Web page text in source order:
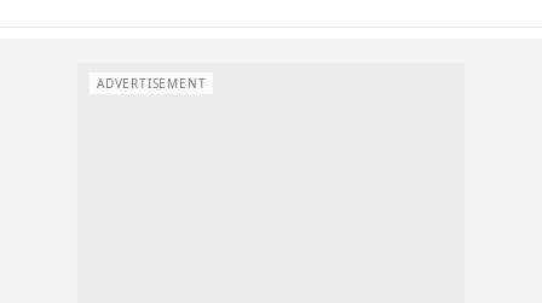
ADVERTISEMENT